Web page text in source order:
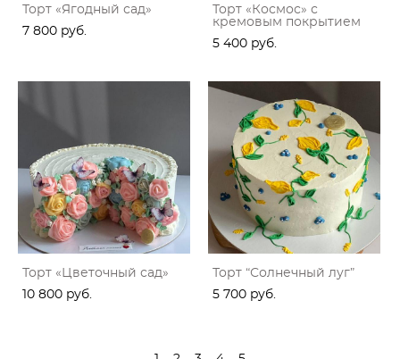
Торт «Ягодный сад»
7 800 pуб.
Торт «Космос» с
кремовым покрытием
5 400 pуб.
Торт «Цветочный сад»
10 800 pуб.
Торт “Солнечный луг”
5 700 pуб.